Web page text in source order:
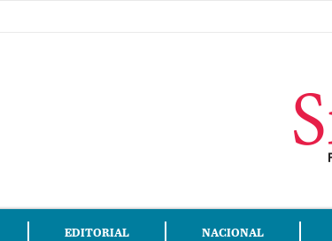
EDITORIAL NACIONAL